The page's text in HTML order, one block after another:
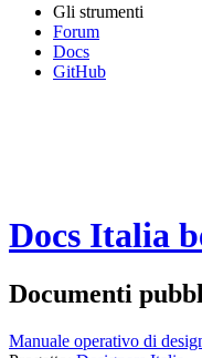
Gli strumenti
Forum
Docs
GitHub
Docs Italia
Documenti
Manuale operativo di